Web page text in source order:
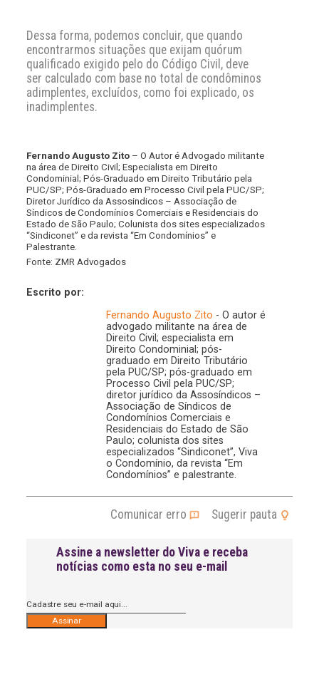
Dessa forma, podemos concluir, que quando
encontrarmos situações que exijam quórum
qualificado exigido pelo do Código Civil, deve
ser calculado com base no total de condôminos
adimplentes, excluídos, como foi explicado, os
inadimplentes.
Fernando Augusto Zito – O Autor é Advogado militante
na área de Direito Civil; Especialista em Direito
Condominial; Pós-Graduado em Direito Tributário pela
PUC/SP; Pós-Graduado em Processo Civil pela PUC/SP;
Diretor Jurídico da Assosindicos – Associação de
Síndicos de Condomínios Comerciais e Residenciais do
Estado de São Paulo; Colunista dos sites especializados
“Sindiconet” e da revista “Em Condomínios” e
Palestrante.
Fonte: ZMR Advogados
Escrito por:
Fernando Augusto Zito - O autor é
advogado militante na área de
Direito Civil; especialista em
Direito Condominial; pós-
graduado em Direito Tributário
pela PUC/SP; pós-graduado em
Processo Civil pela PUC/SP;
diretor jurídico da Assosíndicos –
Associação de Síndicos de
Condomínios Comerciais e
Residenciais do Estado de São
Paulo; colunista dos sites
especializados “Sindiconet”, Viva
o Condomínio, da revista “Em
Condomínios” e palestrante.
Comunicar erro Sugerir pauta
Assine a newsletter do Viva e receba
notícias como esta no seu e-mail